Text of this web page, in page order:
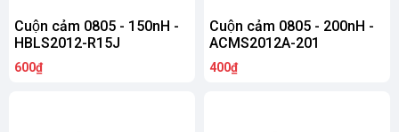
Cuộn cảm 0805 - 150nH -
HBLS2012-R15J
600₫
Cuộn cảm 0805 - 200nH -
ACMS2012A-201
400₫